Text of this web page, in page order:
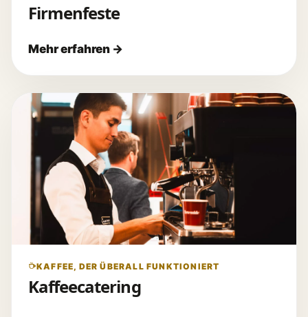
Firmenfeste
KAFFEE, DER ÜBERALL FUNKTIONIERT
Kaffeecatering